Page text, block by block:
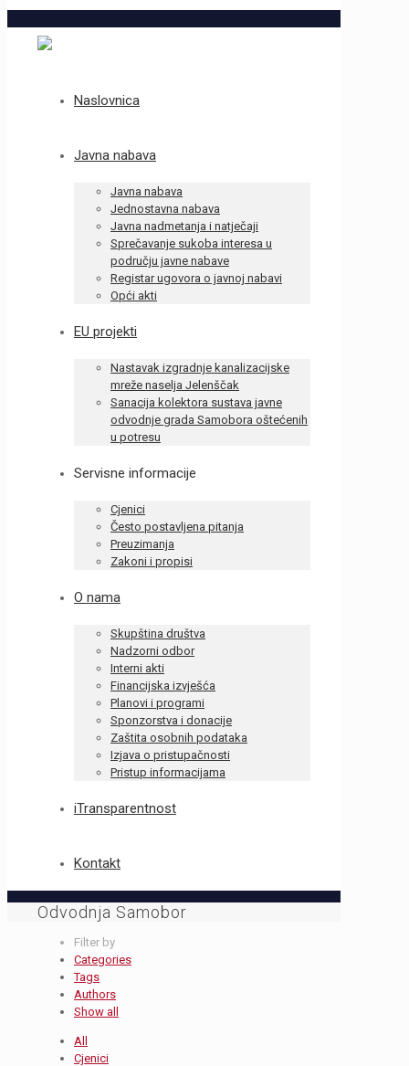
Naslovnica
Javna nabava
Javna nabava
Jednostavna nabava
Javna nadmetanja i natječaji
Sprečavanje sukoba interesa u
području javne nabave
Registar ugovora o javnoj nabavi
Opći akti
EU projekti
Nastavak izgradnje kanalizacijske
mreže naselja Jelenščak
Sanacija kolektora sustava javne
odvodnje grada Samobora oštećenih
u potresu
Servisne informacije
Cjenici
Često postavljena pitanja
Preuzimanja
Zakoni i propisi
O nama
Skupština društva
Nadzorni odbor
Interni akti
Financijska izvješća
Planovi i programi
Sponzorstva i donacije
Zaštita osobnih podataka
Izjava o pristupačnosti
Pristup informacijama
iTransparentnost
Kontakt
Odvodnja Samobor
Filter by
Categories
Tags
Authors
Show all
All
Cjenici